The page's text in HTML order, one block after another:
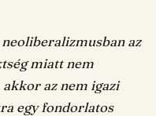
neoliberalizmusban az
miatt nem
az nem igazi
egy fondorlatos